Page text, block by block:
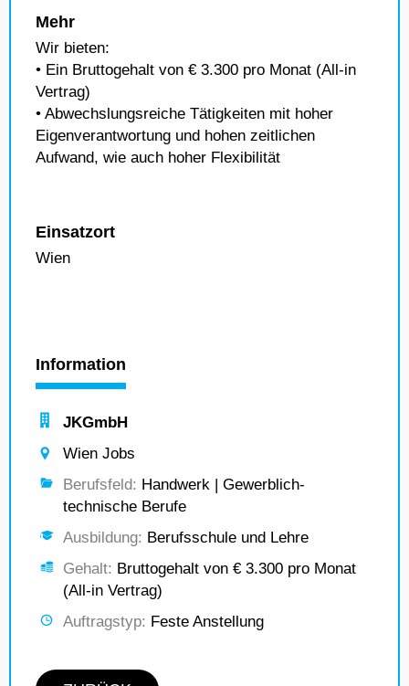
Mehr
Wir bieten:
• Ein Bruttogehalt von € 3.300 pro Monat (All-in
Vertrag)
• Abwechslungsreiche Tätigkeiten mit hoher
Eigenverantwortung und hohen zeitlichen
Aufwand, wie auch hoher Flexibilität
Einsatzort
Wien
Information
JKGmbH
Wien Jobs
Berufsfeld: Handwerk | Gewerblich-
technische Berufe
Ausbildung: Berufsschule und Lehre
Gehalt: Bruttogehalt von € 3.300 pro Monat
(All-in Vertrag)
Auftragstyp: Feste Anstellung